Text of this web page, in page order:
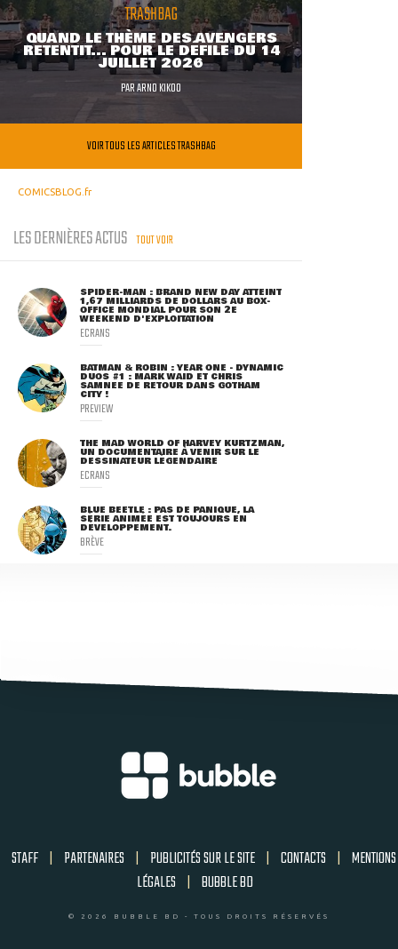
TRASHBAG
QUAND LE THÈME DES AVENGERS
RETENTIT... POUR LE DÉFILÉ DU 14
JUILLET 2026
PARARNO KIKOO
VOIR TOUS LES ARTICLES TRASHBAG
COMICSBLOG.fr
LES DERNIÈRES ACTUS TOUT VOIR
SPIDER-MAN : BRAND NEW DAY ATTEINT
1,67 MILLIARDS DE DOLLARS AU BOX-
OFFICE MONDIAL POUR SON 2E
WEEKEND D'EXPLOITATION
ECRANS
BATMAN & ROBIN : YEAR ONE - DYNAMIC
DUOS #1 : MARK WAID ET CHRIS
SAMNEE DE RETOUR DANS GOTHAM
CITY !
PREVIEW
THE MAD WORLD OF HARVEY KURTZMAN,
UN DOCUMENTAIRE À VENIR SUR LE
DESSINATEUR LÉGENDAIRE
ECRANS
BLUE BEETLE : PAS DE PANIQUE, LA
SÉRIE ANIMÉE EST TOUJOURS EN
DÉVELOPPEMENT.
BRÈVE
STAFF | PARTENAIRES | PUBLICITÉS SUR LE SITE | CONTACTS | MENTIONS
LÉGALES | BUBBLE BD
© 2026 BUBBLE BD - TOUS DROITS RÉSERVÉS